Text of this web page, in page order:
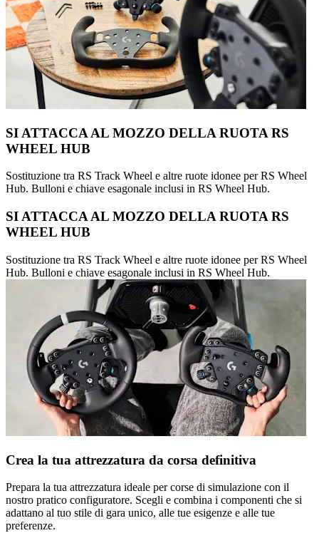
SI ATTACCA AL MOZZO DELLA RUOTA RS
WHEEL HUB
Sostituzione tra RS Track Wheel e altre ruote idonee per RS Wheel
Hub. Bulloni e chiave esagonale inclusi in RS Wheel Hub.
SI ATTACCA AL MOZZO DELLA RUOTA RS
WHEEL HUB
Sostituzione tra RS Track Wheel e altre ruote idonee per RS Wheel
Hub. Bulloni e chiave esagonale inclusi in RS Wheel Hub.
Crea la tua attrezzatura da corsa definitiva
Prepara la tua attrezzatura ideale per corse di simulazione con il
nostro pratico configuratore. Scegli e combina i componenti che si
adattano al tuo stile di gara unico, alle tue esigenze e alle tue
preferenze.